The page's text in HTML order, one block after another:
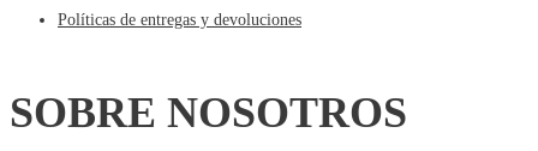
Políticas de entregas y devoluciones
SOBRE NOSOTROS